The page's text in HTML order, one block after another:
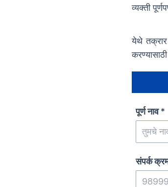
व्यक्ती
येथे तक्रार
करण्यासाठी
पूर्ण नाव*
संपर्क